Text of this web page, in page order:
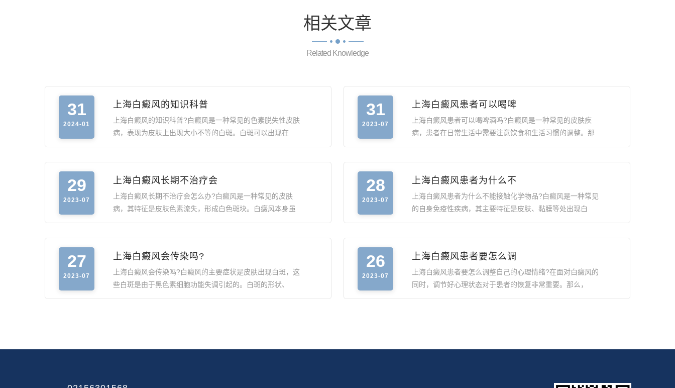
相关文章
Related Knowledge
31
2024-01
上海白癜风的知识科普
上海白癜风的知识科普?白癜风是一种常见的色素脱失性皮肤
病，表现为皮肤上出现大小不等的白斑。白斑可以出现在
31
2023-07
上海白癜风患者可以喝啤
上海白癜风患者可以喝啤酒吗?白癜风是一种常见的皮肤疾
病，患者在日常生活中需要注意饮食和生活习惯的调整。那
29
2023-07
上海白癜风长期不治疗会
上海白癜风长期不治疗会怎么办?白癜风是一种常见的皮肤
病，其特征是皮肤色素流失，形成白色斑块。白癜风本身虽
28
2023-07
上海白癜风患者为什么不
上海白癜风患者为什么不能接触化学物品?白癜风是一种常见
的自身免疫性疾病，其主要特征是皮肤、黏膜等处出现白
27
2023-07
上海白癜风会传染吗?
上海白癜风会传染吗?白癜风的主要症状是皮肤出现白斑，这
些白斑是由于黑色素细胞功能失调引起的。白斑的形状、
26
2023-07
上海白癜风患者要怎么调
上海白癜风患者要怎么调整自己的心理情绪?在面对白癜风的
同时，调节好心理状态对于患者的恢复非常重要。那么，